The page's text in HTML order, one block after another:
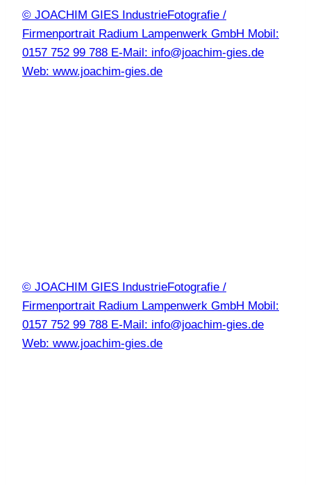
© JOACHIM GIES IndustrieFotografie /
Firmenportrait Radium Lampenwerk GmbH Mobil:
0157 752 99 788 E-Mail: info@joachim-gies.de
Web: www.joachim-gies.de
© JOACHIM GIES IndustrieFotografie /
Firmenportrait Radium Lampenwerk GmbH Mobil:
0157 752 99 788 E-Mail: info@joachim-gies.de
Web: www.joachim-gies.de